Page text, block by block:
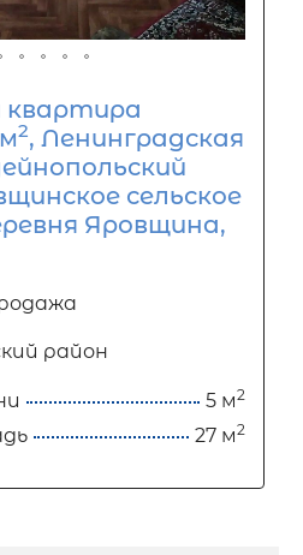
2, Ленинградская
сельское
Яровщина,
район
5 м2
27 м2